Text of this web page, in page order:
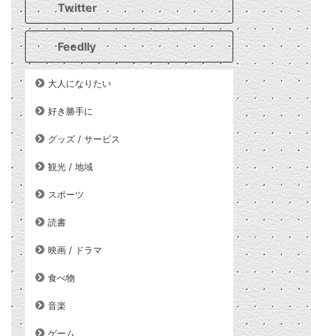
Twitter
Feedlly
大人になりたい
好き勝手に
グッズ / サービス
観光 / 地域
スポーツ
読書
映画 / ドラマ
食べ物
音楽
ゲーム